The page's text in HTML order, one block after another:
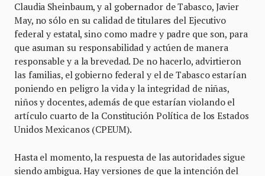
Claudia Sheinbaum, y al gobernador de Tabasco, Javier
May, no sólo en su calidad de titulares del Ejecutivo
federal y estatal, sino como madre y padre que son, para
que asuman su responsabilidad y actúen de manera
responsable y a la brevedad. De no hacerlo, advirtieron
las familias, el gobierno federal y el de Tabasco estarían
poniendo en peligro la vida y la integridad de niñas,
niños y docentes, además de que estarían violando el
artículo cuarto de la Constitución Política de los Estados
Unidos Mexicanos (CPEUM).
Hasta el momento, la respuesta de las autoridades sigue
siendo ambigua. Hay versiones de que la intención del